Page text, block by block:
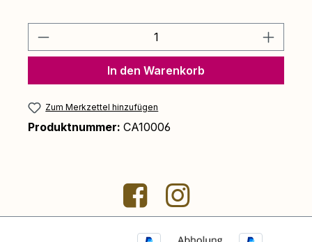
Produkt Anzahl: Gib den
In den Warenkorb
Zum Merkzettel hinzufügen
Produktnummer: CA10006